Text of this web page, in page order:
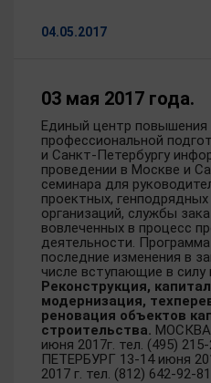
04.05.2017
03 мая 2017 года.
Единый центр повышения
профессиональной
и Санкт-Петербургу
проведении в Москве и
семинара для
проектных,
организаций, службы
вовлеченных в процесс
деятельности.
последние изменения в
числе вступающие в силу
Реконструкция,
модернизация,
реновация объектов
строительства. МОСКВА
июня 2017г. тел. (495)
ПЕТЕРБУРГ 13-14 июня
2017 г. тел. (812) 642-92-